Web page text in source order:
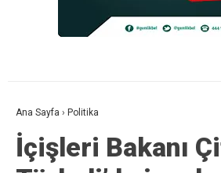
Ana Sayfa › Politika
İçişleri Bakanı